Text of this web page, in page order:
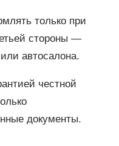
только при
стороны —
автосалона.
честной
документы.